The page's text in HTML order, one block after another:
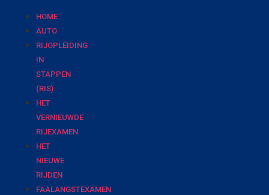
HOME
AUTO
RIJOPLEIDING
IN
STAPPEN
(RIS)
HET
VERNIEUWDE
RIJEXAMEN
HET
NIEUWE
RIJDEN
FAALANGSTEXAMEN